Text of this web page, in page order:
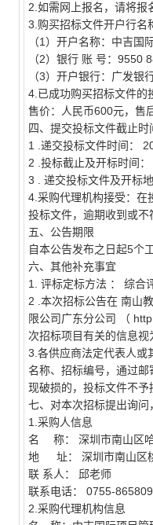
2.如需网上报名，请将报
3.购买招标文件开户行名
（1）开户名称：中吉国
（2）银行 账 号：9550
（3）开户银行：广发银
4.已成功购买招标文件的
售价：人民币600元，售
四、提交投标文件截止
1
.递交投标文件时间：
2 .投标截止及开标时间：
3
递交投标文件及开标
4.采购代理机构接受：在
投标文件，逾期收到或不
五、公告期限
自本公告发布之日起5个
六、其他补充事宜
1.
评标定标方法 ： 综合
2 .本次招标公告在 南山
限公司广东分公司
（
次招标项目有关的信息
3.各供应商法定代表人或
名称、招标编号，通过
现破损的，投标文件不
七、对本次招标提出询问
1.采购人信息
名
称：
深圳市南山区
地
址：
深圳市南山区
联 系人：
邱老师
联系电话：
0755-
2.采购代理机构信息